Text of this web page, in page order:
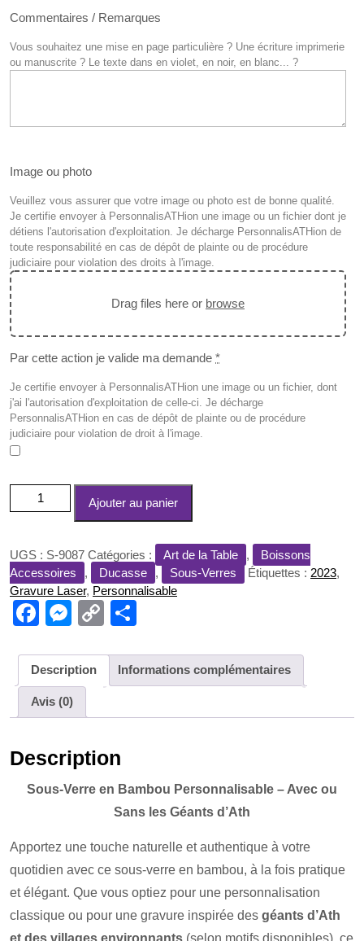
Commentaires / Remarques
Vous souhaitez une mise en page particulière ? Une écriture imprimerie
ou manuscrite ? Le texte dans en violet, en noir, en blanc... ?
Image ou photo
Veuillez vous assurer que votre image ou photo est de bonne qualité.
Je certifie envoyer à PersonnalisATHion une image ou un fichier dont je
détiens l'autorisation d'exploitation. Je décharge PersonnalisATHion de
toute responsabilité en cas de dépôt de plainte ou de procédure
judiciaire pour violation des droits à l'image.
Drag files here or browse
Par cette action je valide ma demande *
Je certifie envoyer à PersonnalisATHion une image ou un fichier, dont
j'ai l'autorisation d'exploitation de celle-ci. Je décharge
PersonnalisATHion en cas de dépôt de plainte ou de procédure
judiciaire pour violation de droit à l'image.
quantité
de
en
Bambou
(rond
ou
Ajouter au panier
UGS : S-9087 Catégories : Art de la Table ,
Boissons
Accessoires
, Ducasse , Sous-Verres Étiquettes : 2023,
Gravure Laser, Personnalisable
F
c
e
b
o
k
M
ss
e
n
er
C
p
y
Li
k
ta
g
er
Description Informations complémentaires
Avis (0)
Description
Sous-Verre en Bambou Personnalisable – Avec ou
Sans les Géants d’Ath
Apportez une touche naturelle et authentique à votre
quotidien avec ce sous-verre en bambou, à la fois pratique
et élégant. Que vous optiez pour une personnalisation
classique ou pour une gravure inspirée des géants d’Ath
et des villages environnants (selon motifs disponibles), ce